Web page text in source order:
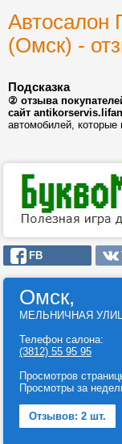
(Омск) -
Подсказка
② отзыва
сайт
автомобилей, которые
FB
Омск,
МЕЛЬНИЧНАЯ
Телефон салона:
(3812) 55 95 95
Просмотров
Просмотры за
Отзывов: 2 шт.